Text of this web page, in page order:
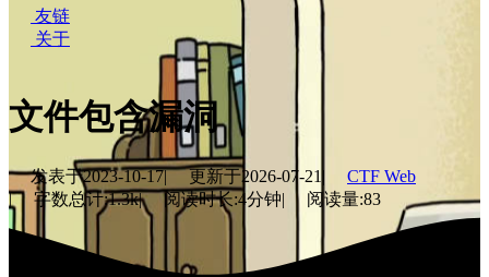
友链
关于
文件包含漏洞
发表于2023-10-17| 更新于2026-07-21 |
CTF Web
|
字数总计:1.3k| 阅读时长:4分钟| 阅读量:83